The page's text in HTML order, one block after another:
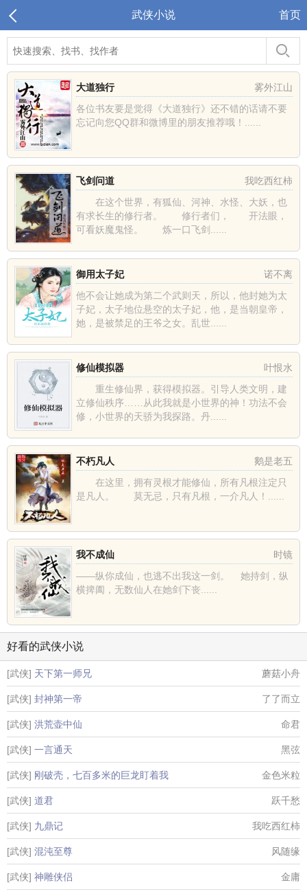
武侠小说 首页
雾外江山
大道独行
各位书友要是觉得《大道独行》还不错的话请不要
忘记向您QQ群和微博里的朋友推荐哦！......
我吃西红柿
飞剑问道
在这个世界，有狐仙、河神、水怪、大妖，也
有求长生的修行者。 修行者们， 开法眼，
可看妖魔鬼怪。 炼一口飞剑......
诺不离
御用太子妃
他不会让她成为第二个武则天，所以，他封她为太
子妃，太子地位悬空的太子妃，他，是当朝皇帝，
她，是被禁足的王爷之女。乱世......
叶恨水
修仙模拟器
重生修仙界，获得模拟器。引导人类文明，建
立修仙秩序……从此我就是小世界的神！功法不会
修，小世界的天骄为我探路。丹......
鹅是老五
不朽凡人
在这里，拥有灵根才能修仙，所有凡根注定只
是凡人。 莫无忌，只有凡根，一介凡人！......
时镜
我不成仙
——纵你成仙，也逃不出我这一剑。 她持剑，纵
横捭阖，无数仙人在她剑下丧......
好看的武侠小说
[武侠] 天下第一师兄 蘑菇小舟
[武侠] 封神第一帝 了了而立
[武侠] 洪荒壶中仙 命君
[武侠] 一言通天 黑弦
[武侠] 刚破壳，七百多米的巨龙盯着我 金色米粒
[武侠] 道君 跃千愁
[武侠] 九鼎记 我吃西红柿
[武侠] 混沌至尊 风随缘
[武侠] 神雕侠侣 金庸